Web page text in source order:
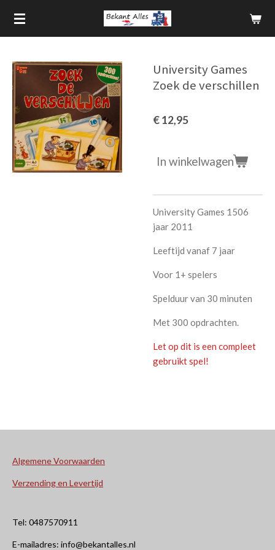
Ga
direct
hoofdinhoud
University Games
Zoek de verschillen
€ 12,95
In winkelwagen
University Games 1506
jaar 2011
Leeftijd vanaf 7 jaar
Voor 1+ spelers
Spelduur van 30 minuten
Met 300 opdrachten.
Let op dit is een compleet
gebruikt spel!
Algemene Voorwaarden
Verzending en Levertijd
Tel: 0487570911
E-mailadres: info@bekantalles.nl